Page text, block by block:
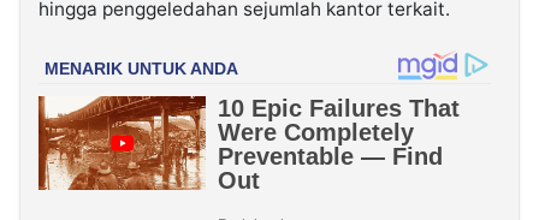
hingga penggeledahan sejumlah kantor terkait.